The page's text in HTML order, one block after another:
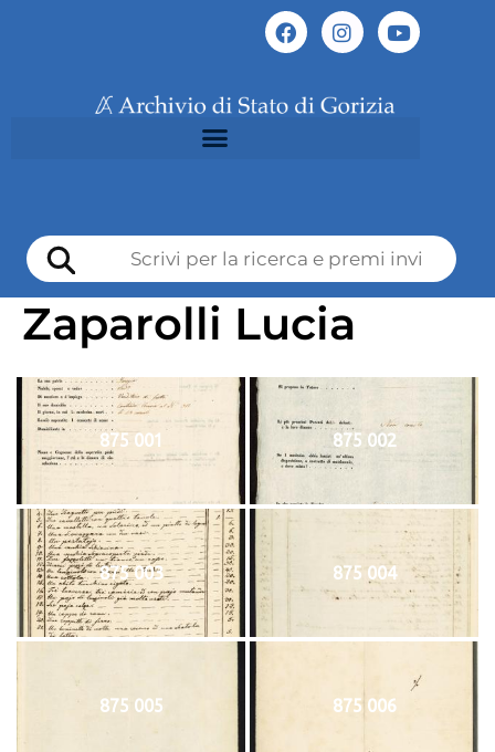
Zaparolli Lucia
875 001 875 002
875 003 875 004
875 005 875 006